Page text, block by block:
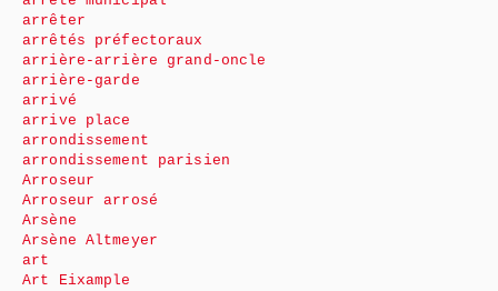
arrêter
arrêtés préfectoraux
arrière-arrière grand-oncle
arrière-garde
arrivé
arrive place
arrondissement
arrondissement parisien
Arroseur
Arroseur arrosé
Arsène
Arsène Altmeyer
art
Art Eixample